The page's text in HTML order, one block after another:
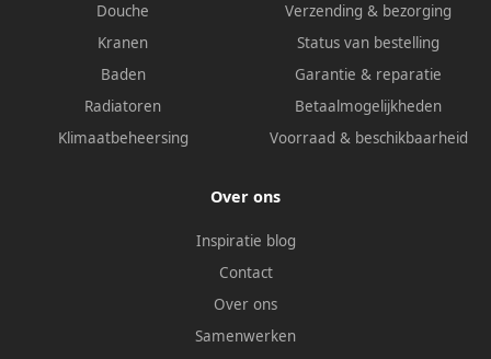
Douche
Kranen
Baden
Radiatoren
Klimaatbeheersing
Verzending & bezorging
Status van bestelling
Garantie & reparatie
Betaalmogelijkheden
Voorraad & beschikbaarheid
Over ons
Inspiratie blog
Contact
Over ons
Samenwerken